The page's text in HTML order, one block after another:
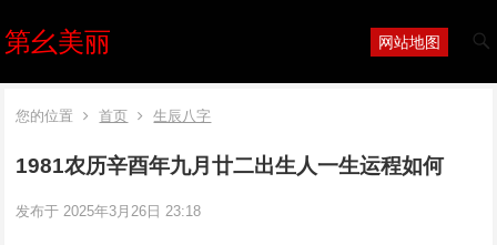
第幺美丽 网站地图
您的位置 首页 生辰八字
1981农历辛酉年九月廿二出生人一生运程如何
发布于 2025年3月26日 23:18